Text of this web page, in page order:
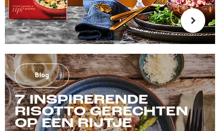
Blog
7 INSPIRERENDE
RISOTTO GERECHTEN
OP EEN RIJTJE